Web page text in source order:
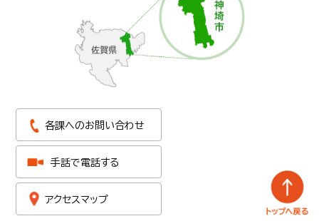
各課へのお問い合わせ
手話で電話する
アクセスマップ